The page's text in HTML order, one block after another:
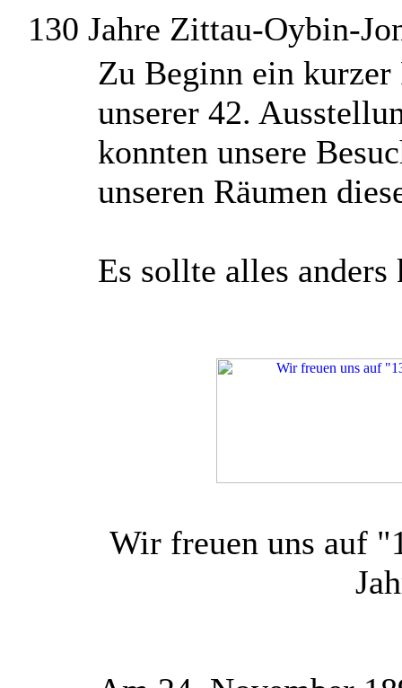
130 Jahre Zittau-Oybin-
Zu Beginn ein
unserer 42.
konnten unsere
unseren Räumen
Es sollte alles anders
Wir freuen uns auf